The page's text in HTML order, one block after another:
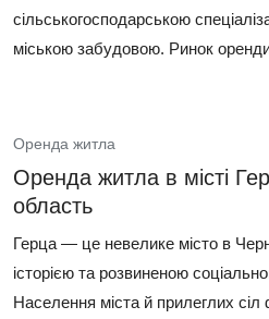
сільськогосподарською
міською забудовою. Ринок
Оренда житла
Оренда житла в місті
область
Герца — це невелике місто в
історією та розвиненою
Населення міста й прилеглих